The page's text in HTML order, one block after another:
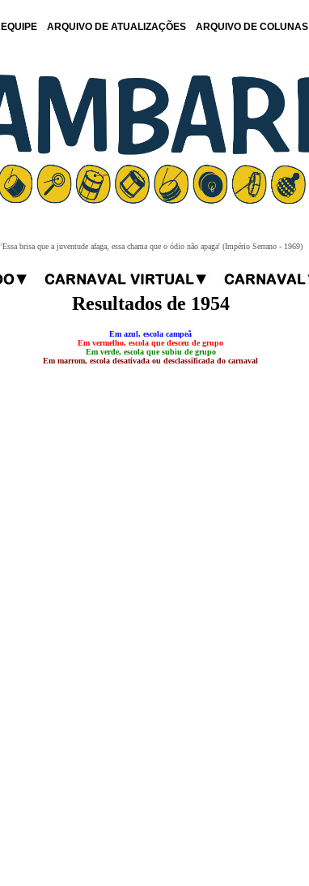
EQUIPE ARQUIVO DE ATUALIZAÇÕES ARQUIVO DE COLUNAS
'Essa brisa que a juventude afaga, essa chama que o ódio não apaga' (Império Serrano - 1969)
Resultados de 1954
Em azul, escola campeã
Em vermelho, escola que desceu de grupo
Em verde, escola que subiu de grupo
Em marrom, escola desativada ou desclassificada do carnaval